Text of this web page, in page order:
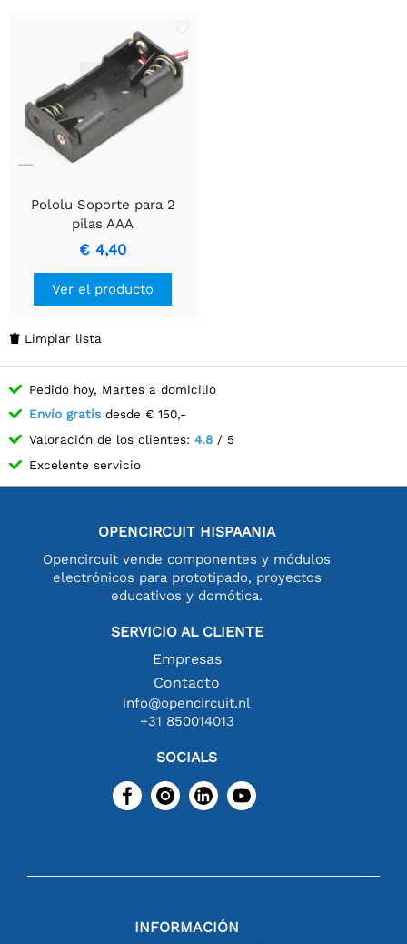
Pololu Soporte para 2
pilas AAA
€ 4,40
Ver el producto
 Limpiar lista
Pedido hoy, Martes a domicilio
Envío gratis desde € 150,-
Valoración de los clientes: 4.8 / 5
Excelente servicio
OPENCIRCUIT HISPAANIA
Opencircuit vende componentes y módulos
electrónicos para prototipado, proyectos
educativos y domótica.
SERVICIO AL CLIENTE
Empresas
Contacto
info@opencircuit.nl
+31 850014013
SOCIALS
INFORMACIÓN